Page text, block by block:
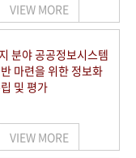
VIEW MORE
분야 공공정보시스템
마련을 위한 정보화
및 평가
VIEW MORE